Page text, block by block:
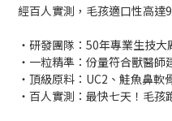
經百人實測，毛孩適口性高達
・研發團隊：50年專業生技大
・一粒精準：份量符合獸醫師
・頂級原料：UC2、鮭魚鼻
・百人實測：最快七天！毛孩